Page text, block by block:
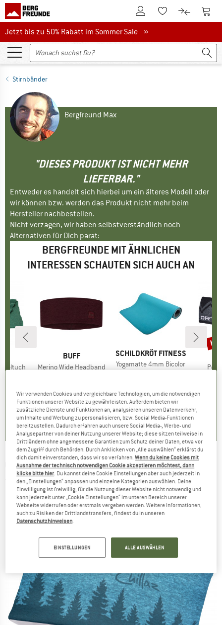
Zum KundenkontoZum Merkzettel.
Zum Zum
Jetzt bis zu 50% Rabatt im Sommer Sale
Jetzt bis zu 50% Rabatt im Sommer Sale »
Stirnbänder
Bergfreund Max
"DIESES PRODUKT IST NICHT MEHR
LIEFERBAR."
Entweder es handelt sich hierbei um ein älteres Modell oder
wir können bzw. werden das Produkt nicht mehr beim
Hersteller nachbestellen.
Nicht verzagen, wir haben selbstverständlich noch
Alternativen für Dich parat:
BERGFREUNDE MIT ÄHNLICHEN
INTERESSEN SCHAUTEN SICH AUCH AN
2
)
MARKE
BUFF
Artikel
Merino Wide Headband
+3
4,6(5)
MARKE
SCHILDKRÖT FITNESS
Artikel
Yogamatte 4mm Bicolor
4,2(5)
CHILLAZ -Wood - Stirnband
(0)
Wir verwenden Cookies und vergleichbare Technologien, um die notwendigen
Funktionen unserer Website zu gewährleisten. Außerdem bieten wir
zusätzliche Dienste und Funktionen an, analysieren unseren Datenverkehr,
um Inhalte und Werbung zu personalisieren, bzw. Social Media-Funktionen
bereitzustellen. Dadurch erfahren auch unsere Social Media-, Werbe- und
Analysepartner von deiner Nutzung unserer Website; diese sitzen teilweise in
Drittländern ohne angemessene Garantien zum Schutz deiner Daten, etwa vor
dem Zugriff durch Behörden. Durch Anklicken von „Alle auswählen“ erklärst du
dich damit einverstanden, dass wir so verfahren.Wenn du keine Cookies mit
Ausnahme der technisch notwendigen Cookie akzeptieren möchtest, dann
klicke bitte hier . Du kannst deine Cookie Einstellungen aber auch jederzeit in
den „Einstellungen“ anpassen und einzelne Kategorien auswählen. Deine
Einwilligung ist freiwillig, für die Nutzung dieser Website nicht notwendig und
kann jederzeit unter „Cookie Einstellungen“ im unteren Bereich unserer
Webseite widerrufen oder erstmals vergeben werden. Weitere Informationen,
auch zu Risiken der Drittlandstransfers, findest du in unseren
Datenschutzhinweisen
EINSTELLUNGEN ALLE AUSWÄHLEN